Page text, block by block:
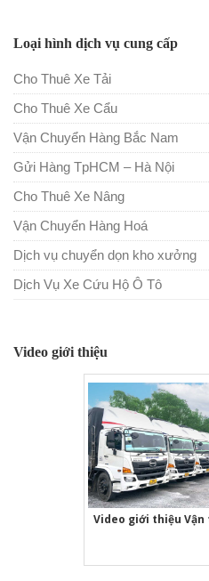
Loại hình dịch vụ cung cấp
Cho Thuê Xe Tải
Cho Thuê Xe Cẩu
Vận Chuyển Hàng Bắc Nam
Gửi Hàng TpHCM – Hà Nội
Cho Thuê Xe Nâng
Vận Chuyển Hàng Hoá
Dịch vụ chuyển dọn kho xưởng
Dịch Vụ Xe Cứu Hộ Ô Tô
Video giới thiệu
Video giới thiệu Vận